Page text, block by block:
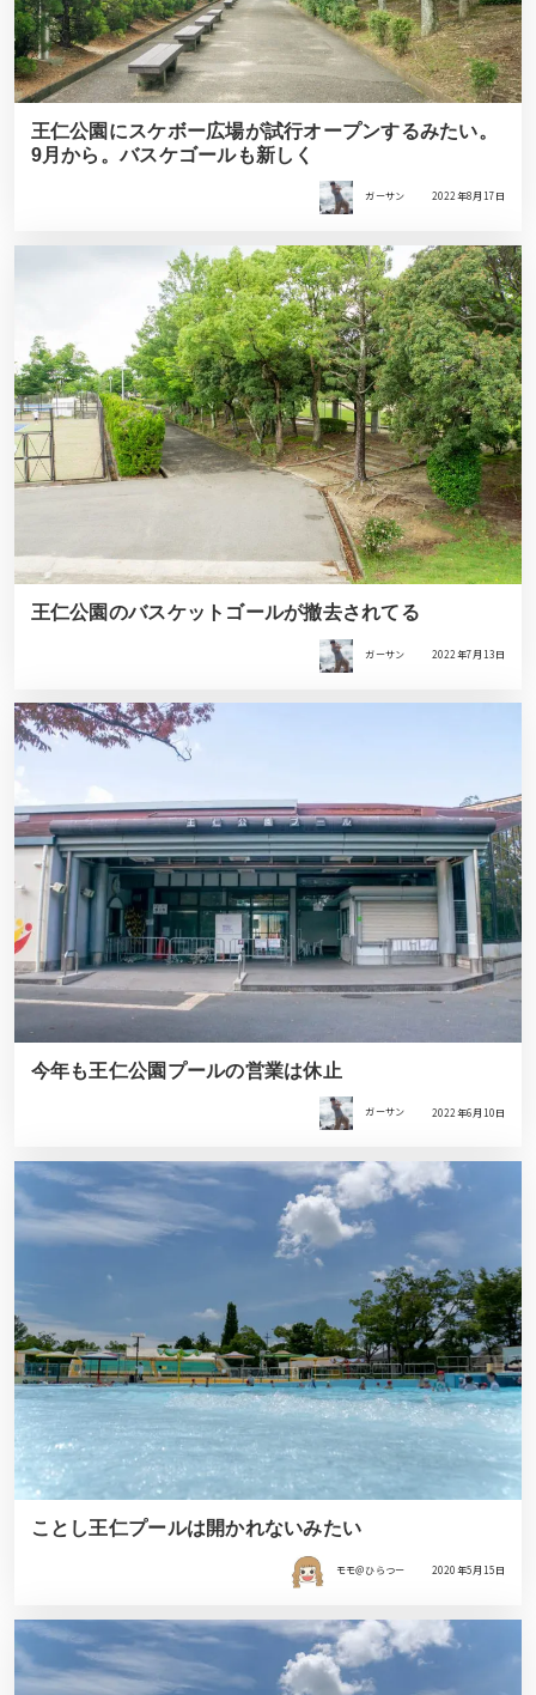
王仁公園にスケボー広場が試行オープンするみたい。
9月から。バスケゴールも新しく
ガーサン 2022年8月17日
王仁公園のバスケットゴールが撤去されてる
ガーサン 2022年7月13日
今年も王仁公園プールの営業は休止
ガーサン 2022年6月10日
ことし王仁プールは開かれないみたい
モモ＠ひらつー 2020年5月15日